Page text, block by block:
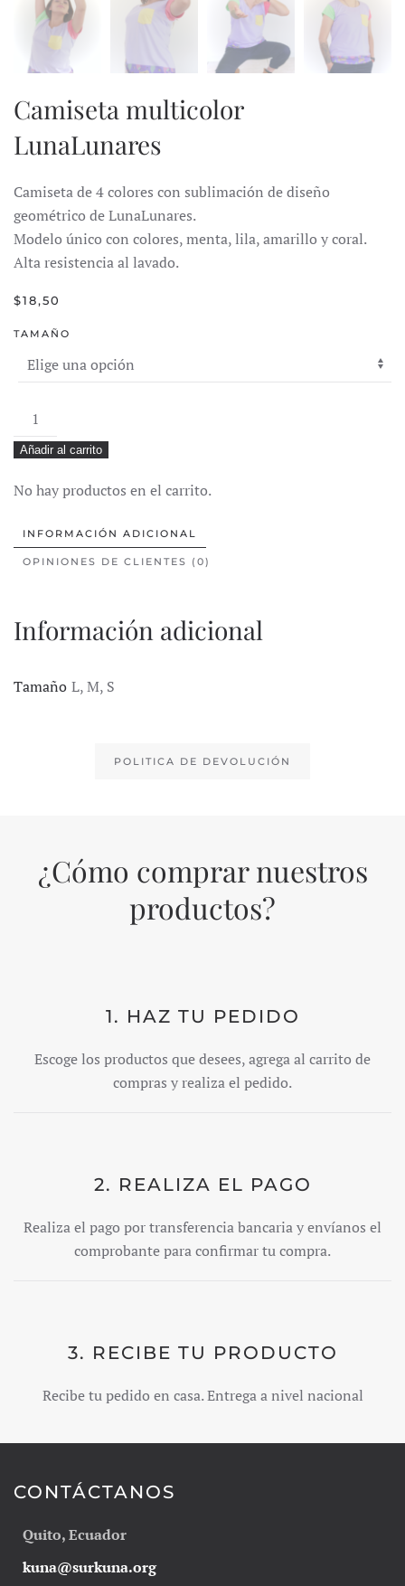
Camiseta multicolor
LunaLunares
Camiseta de 4 colores con sublimación de diseño
geométrico de LunaLunares.
Modelo único con colores, menta, lila, amarillo y coral.
Alta resistencia al lavado.
$18,50
TAMAÑO
Camiseta
multicolor
LunaLunares
cantidad
Añadir al carrito
No hay productos en el carrito.
INFORMACIÓN ADICIONAL
OPINIONES DE CLIENTES (0)
Información adicional
Tamaño L, M, S
POLITICA DE DEVOLUCIÓN
¿Cómo comprar nuestros
productos?
1. HAZ TU PEDIDO
Escoge los productos que desees, agrega al carrito de
compras y realiza el pedido.
2. REALIZA EL PAGO
Realiza el pago por transferencia bancaria y envíanos el
comprobante para confirmar tu compra.
3. RECIBE TU PRODUCTO
Recibe tu pedido en casa. Entrega a nivel nacional
CONTÁCTANOS
Quito, Ecuador
kuna@surkuna.org